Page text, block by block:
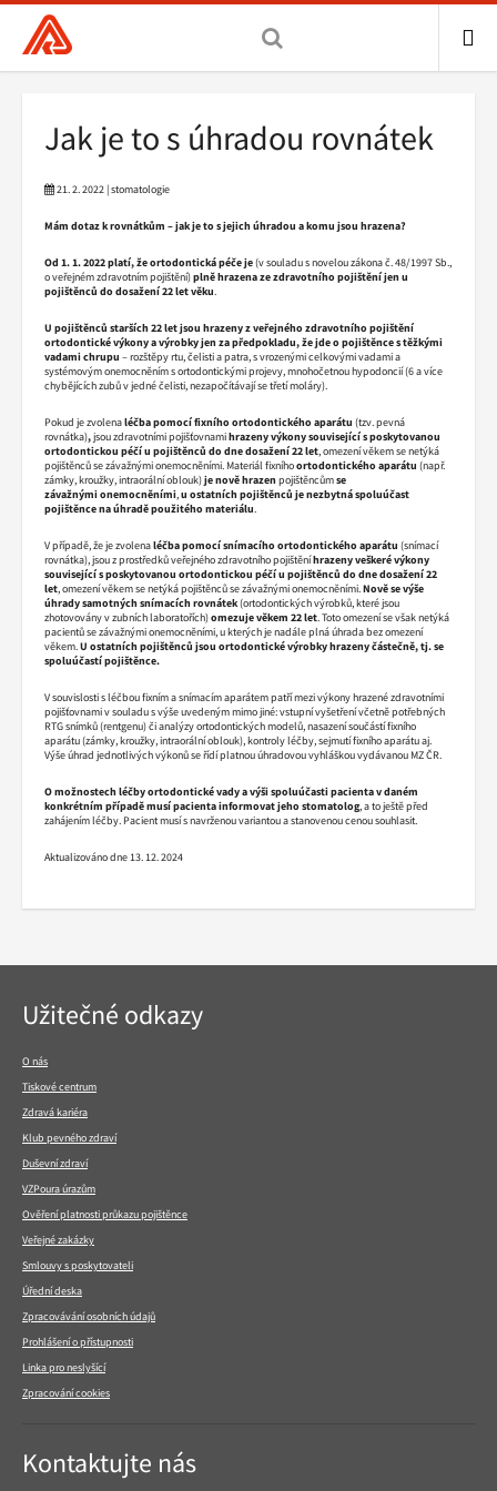
Všeobecná
zdravotní
hlavníDrobečková
navigace
Jak je to s úhradou rovnátek
21. 2. 2022 | stomatologie
Mám dotaz k rovnátkům – jak je to s jejich úhradou a komu jsou hrazena?
Od 1. 1. 2022 platí, že ortodontická péče je(v souladu s novelou zákona č. 48/1997 Sb.,
o veřejném zdravotním pojištění)plně hrazena ze zdravotního pojištění jen u
pojištěnců do dosažení 22 let věku.
U pojištěnců starších 22 let jsou hrazeny z veřejného zdravotního pojištění
ortodontické výkony a výrobky jen za předpokladu, že jde o pojištěnce s těžkými
vadami chrupu – rozštěpy rtu, čelisti a patra, s vrozenými celkovými vadami a
systémovým onemocněním s ortodontickými projevy, mnohočetnou hypodoncií (6 a více
chybějících zubů v jedné čelisti, nezapočítávají se třetí moláry).
Pokud je zvolenaléčba pomocí fixního ortodontického aparátu (tzv. pevná
rovnátka),jsou zdravotními pojišťovnamihrazeny výkony související s poskytovanou
ortodontickou péčí u pojištěnců do dne dosažení 22 let, omezení věkem se netýká
pojištěnců se závažnými onemocněními. Materiál fixníhoortodontického aparátu (např.
zámky, kroužky, intraorální oblouk)je nově hrazenpojištěncůmse
závažnými onemocněními,u ostatních pojištěnců je nezbytná spoluúčast
pojištěnce na úhradě použitého materiálu.
V případě, že je zvolenaléčba pomocísnímacího ortodontického aparátu (snímací
rovnátka), jsou z prostředků veřejného zdravotního pojištěníhrazeny veškerévýkony
související s poskytovanou ortodontickou péčí u pojištěnců do dne dosažení 22
let, omezení věkem se netýká pojištěnců se závažnými onemocněními.Nově se výše
úhrady samotných snímacích rovnátek(ortodontických výrobků, které jsou
zhotovovány v zubních laboratořích)omezuje věkem 22 let. Toto omezení se však netýká
pacientů se závažnými onemocněními, u kterých je nadále plná úhrada bez omezení
věkem.U ostatních pojištěnců jsou ortodontické výrobky hrazeny částečně, tj. se
spoluúčastí pojištěnce.
V souvislosti s léčbou fixním a snímacím aparátem patří mezi výkony hrazené zdravotními
pojišťovnami v souladu s výše uvedeným mimo jiné: vstupní vyšetření včetně potřebných
RTG snímků (rentgenu) či analýzy ortodontických modelů, nasazení součástí fixního
aparátu (zámky, kroužky, intraorální oblouk), kontroly léčby, sejmutí fixního aparátu aj.
Výše úhrad jednotlivých výkonů se řídí platnou úhradovou vyhláškou vydávanou MZ ČR.
O možnostech léčby ortodontické vady a výši spoluúčasti pacienta v daném
konkrétním případě musí pacienta informovat jeho stomatolog, a to ještě před
zahájením léčby. Pacient musí s navrženou variantou a stanovenou cenou souhlasit.
Aktualizováno dne 13. 12. 2024
Navigace
v
Užitečné odkazy
O nás
Tiskové centrum
Zdravá kariéra
Klub pevného zdraví
Duševní zdraví
VZPoura úrazům
Ověření platnosti průkazu pojištěnce
Veřejné zakázky
Smlouvy s poskytovateli
Úřední deska
Zpracovávání osobních údajů
Prohlášení o přístupnosti
Linka pro neslyšící
Zpracování cookies
Kontaktujte nás